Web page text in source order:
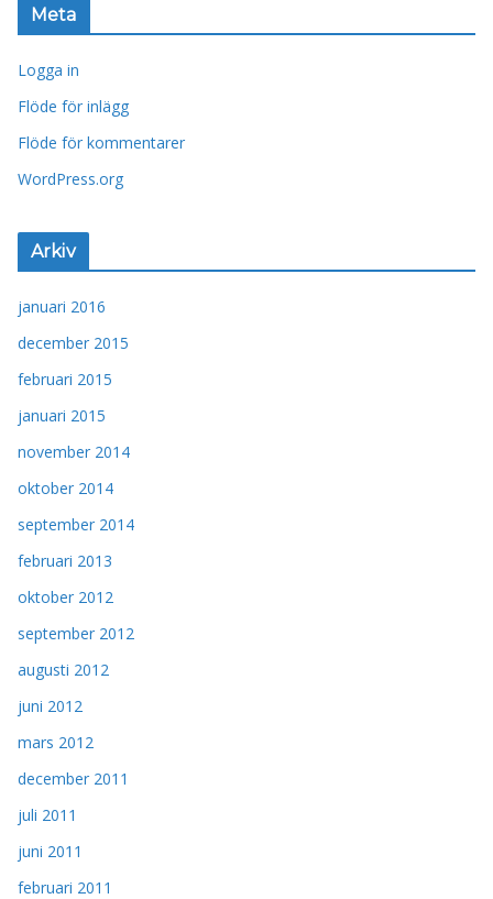
Meta
Logga in
Flöde för inlägg
Flöde för kommentarer
WordPress.org
Arkiv
januari 2016
december 2015
februari 2015
januari 2015
november 2014
oktober 2014
september 2014
februari 2013
oktober 2012
september 2012
augusti 2012
juni 2012
mars 2012
december 2011
juli 2011
juni 2011
februari 2011